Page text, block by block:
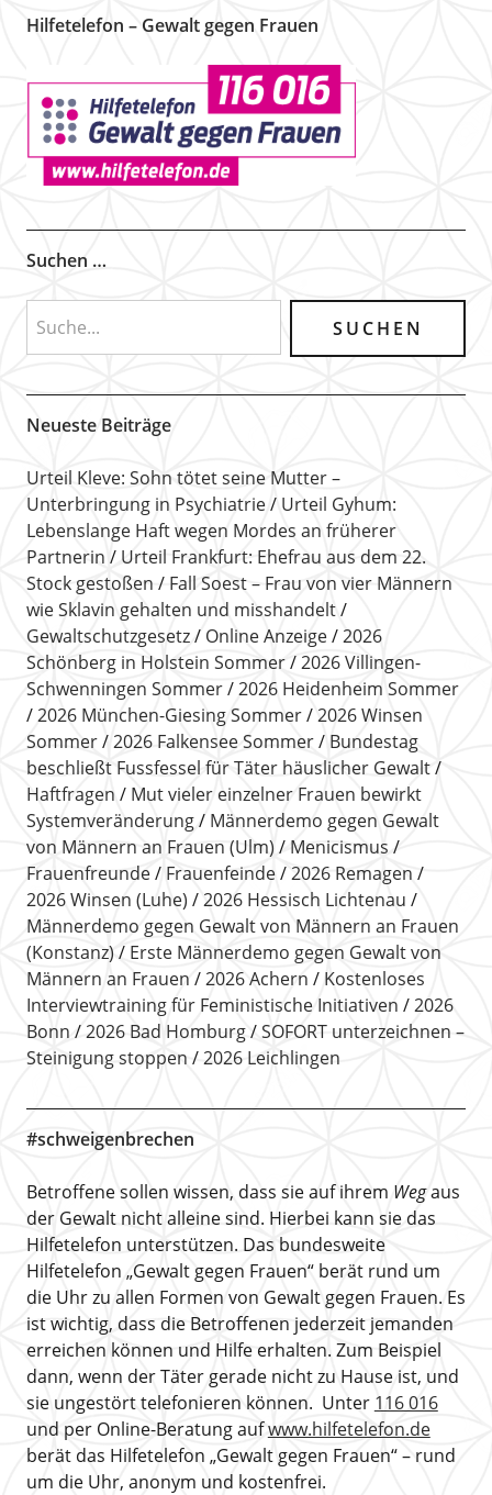
Hilfetelefon – Gewalt gegen Frauen
Suchen …
Neueste Beiträge
Urteil Kleve: Sohn tötet seine Mutter –
Unterbringung in Psychiatrie
Urteil Gyhum:
Lebenslange Haft wegen Mordes an früherer
Partnerin
Urteil Frankfurt: Ehefrau aus dem 22.
Stock gestoßen
Fall Soest – Frau von vier Männern
wie Sklavin gehalten und misshandelt
Gewaltschutzgesetz
Online Anzeige
2026
Schönberg in Holstein Sommer
2026 Villingen-
Schwenningen Sommer
2026 Heidenheim Sommer
2026 München-Giesing Sommer
2026 Winsen
Sommer
2026 Falkensee Sommer
Bundestag
beschließt Fussfessel für Täter häuslicher Gewalt
Haftfragen
Mut vieler einzelner Frauen bewirkt
Systemveränderung
Männerdemo gegen Gewalt
von Männern an Frauen (Ulm)
Menicismus
Frauenfreunde
Frauenfeinde
2026 Remagen
2026 Winsen (Luhe)
2026 Hessisch Lichtenau
Männerdemo gegen Gewalt von Männern an Frauen
(Konstanz)
Erste Männerdemo gegen Gewalt von
Männern an Frauen
2026 Achern
Kostenloses
Interviewtraining für Feministische Initiativen
2026
Bonn
2026 Bad Homburg
SOFORT unterzeichnen –
Steinigung stoppen
2026 Leichlingen
#schweigenbrechen
Betroffene sollen wissen, dass sie auf ihrem Wegaus
der Gewalt nicht alleine sind. Hierbei kann sie das
Hilfetelefon unterstützen. Das bundesweite
Hilfetelefon „Gewalt gegen Frauen“ berät rund um
die Uhr zu allen Formen von Gewalt gegen Frauen. Es
ist wichtig, dass die Betroffenen jederzeit jemanden
erreichen können und Hilfe erhalten. Zum Beispiel
dann, wenn der Täter gerade nicht zu Hause ist, und
sie ungestört telefonieren können. Unter 116 016
und per Online-Beratung aufwww.hilfetelefon.de
berät das Hilfetelefon „Gewalt gegen Frauen“ – rund
um die Uhr, anonym und kostenfrei.